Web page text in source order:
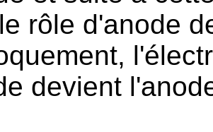
rôle d'anode
devient